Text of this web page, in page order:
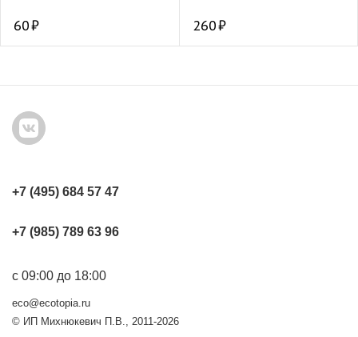
60 260
+7 (495) 684 57 47
+7 (985) 789 63 96
с 09:00 до 18:00
eco@ecotopia.ru
© ИП Михнюкевич П.В., 2011-2026